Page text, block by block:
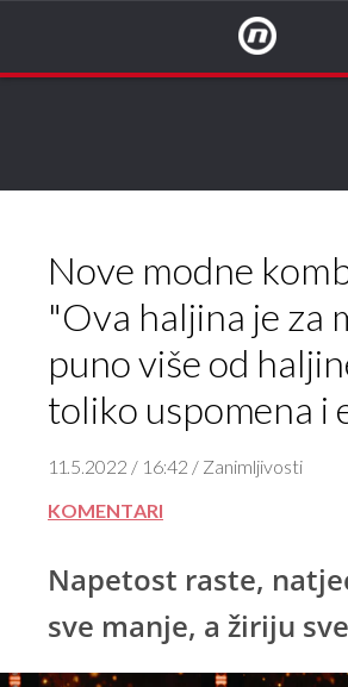
Nove modne
"Ova haljina je za
puno više od
toliko uspomena i
11.5.2022 / 16:42 / Zanimljivosti
KOMENTARI
Napetost raste,
sve manje, a žiriju